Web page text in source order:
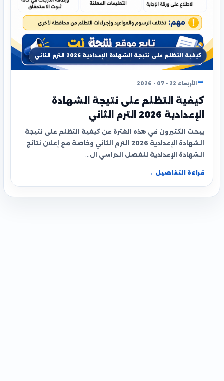
كيفية التظلم على نتيجة الشهادة الإعدادية 2026 الترم الثاني
الأربعاء 22 - 07 - 2026
كيفية التظلم على نتيجة الشهادة
الإعدادية 2026 الترم الثاني
يبحث الكثيرون في هذه الفترة عن كيفية التظلم على نتيجة
الشهادة الإعدادية 2026 الترم الثاني وخاصة مع إعلان نتائج
الشهادة الإعدادية للفصل الدراسي ال…
قراءة التفاصيل ←